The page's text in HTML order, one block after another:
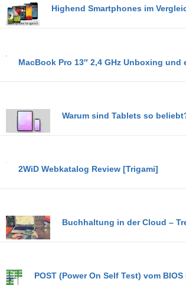
Highend Smartphones im
MacBook Pro 13″ 2,4 GHz Unboxing
Warum sind Tablets so
2WiD Webkatalog Review [Trigami]
Buchhaltung in der Cloud –
POST (Power On Self Test) vom